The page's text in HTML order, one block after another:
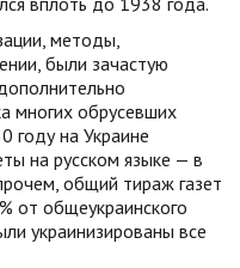
методы,
были зачастую
многих обрусевших
году на Украине
на русском языке — в
общий тираж газет
от общеукраинского
украинизированы все